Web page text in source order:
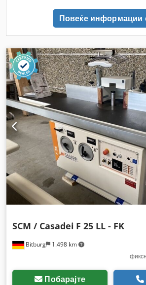
Повеќе информации
Bitburg 1.498 km
SCM / Casadei F 25 LL - FK
Побарајте